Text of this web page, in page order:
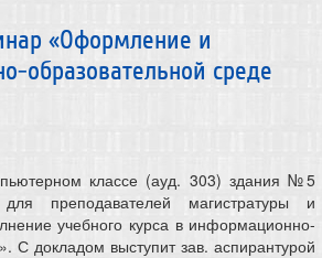
«Оформление и
образовательной среде
классе (ауд. 303) здания №5
преподавателей магистратуры и
учебного курса в информационно-
С докладом выступит зав. аспирантурой